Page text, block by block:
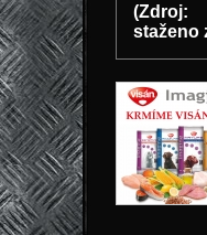
(Zdroj:
staženo